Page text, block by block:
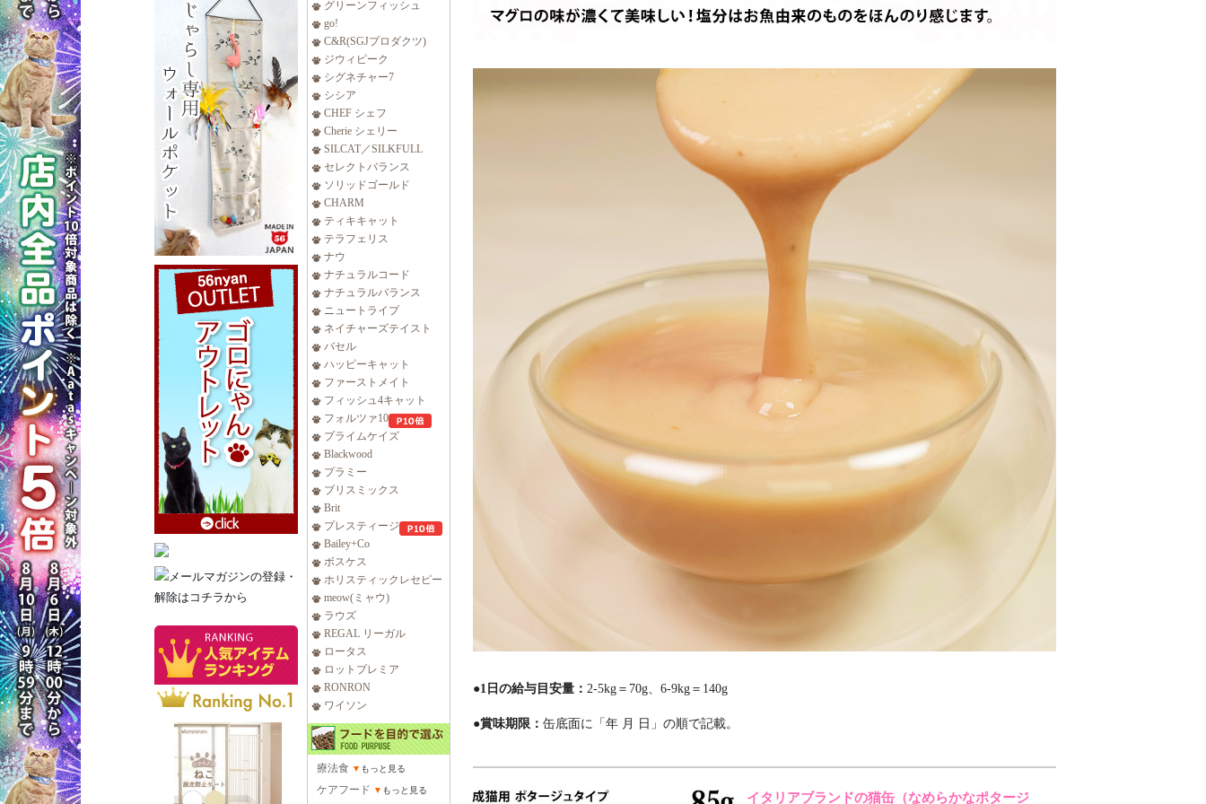
グリーンフィッシュ
go!
C&R(SGJプロダクツ)
ジウィピーク
シグネチャー7
シシア
CHEF シェフ
Cherie シェリー
SILCAT／SILKFULL
セレクトバランス
ソリッドゴールド
CHARM
ティキキャット
テラフェリス
ナウ
ナチュラルコード
ナチュラルバランス
ニュートライプ
ネイチャーズテイスト
バセル
ハッピーキャット
ファーストメイト
フィッシュ4キャット
フォルツァ10
プライムケイズ
Blackwood
プラミー
ブリスミックス
Brit
プレスティージ
Bailey+Co
ボスケス
ホリスティックレセピー
meow(ミャウ)
ラウズ
REGAL リーガル
ロータス
ロットプレミア
RONRON
ワイソン
療法食 ▼ もっと見る
ケアフード ▼ もっと見る
●1日の給与目安量： 2-5kg＝70g、6-9kg＝140g
●賞味期限： 缶底面に「年 月 日」の順で記載。
イタリアブランドの猫缶（なめらかなポタージ